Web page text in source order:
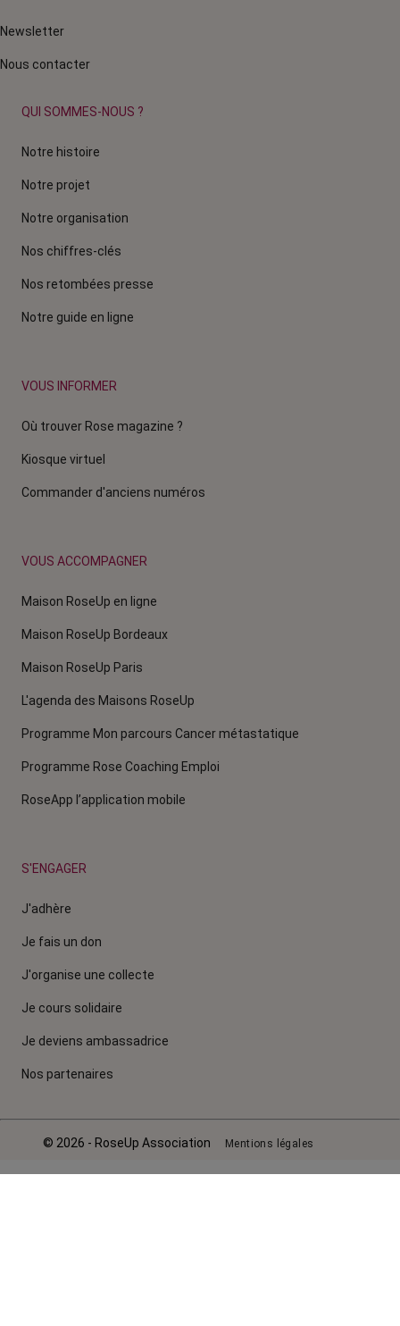
Newsletter
Nous contacter
QUI SOMMES-NOUS ?
Notre histoire
Notre projet
Notre organisation
Nos chiffres-clés
Nos retombées presse
Notre guide en ligne
VOUS INFORMER
Où trouver Rose magazine ?
Kiosque virtuel
Commander d'anciens numéros
VOUS ACCOMPAGNER
Maison RoseUp en ligne
Maison RoseUp Bordeaux
Maison RoseUp Paris
L'agenda des Maisons RoseUp
Programme Mon parcours Cancer métastatique
Programme Rose Coaching Emploi
RoseApp l’application mobile
S'ENGAGER
J'adhère
Je fais un don
J'organise une collecte
Je cours solidaire
Je deviens ambassadrice
Nos partenaires
© 2026 - RoseUp Association Mentions légales